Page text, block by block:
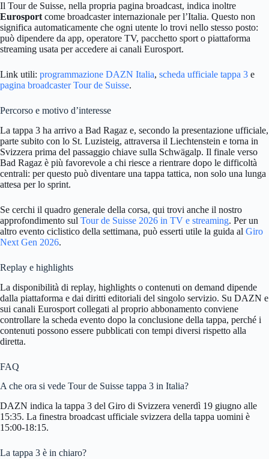
Il Tour de Suisse, nella propria pagina broadcast, indica inoltre
Eurosport come broadcaster internazionale per l’Italia. Questo non
significa automaticamente che ogni utente lo trovi nello stesso posto:
può dipendere da app, operatore TV, pacchetto sport o piattaforma
streaming usata per accedere ai canali Eurosport.
Link utili: programmazione DAZN Italia, scheda ufficiale tappa 3 e
pagina broadcaster Tour de Suisse.
Percorso e motivo d’interesse
La tappa 3 ha arrivo a Bad Ragaz e, secondo la presentazione ufficiale,
parte subito con lo St. Luzisteig, attraversa il Liechtenstein e torna in
Svizzera prima del passaggio chiave sulla Schwägalp. Il finale verso
Bad Ragaz è più favorevole a chi riesce a rientrare dopo le difficoltà
centrali: per questo può diventare una tappa tattica, non solo una lunga
attesa per lo sprint.
Se cerchi il quadro generale della corsa, qui trovi anche il nostro
approfondimento sul Tour de Suisse 2026 in TV e streaming. Per un
altro evento ciclistico della settimana, può esserti utile la guida al Giro
Next Gen 2026.
Replay e highlights
La disponibilità di replay, highlights o contenuti on demand dipende
dalla piattaforma e dai diritti editoriali del singolo servizio. Su DAZN e
sui canali Eurosport collegati al proprio abbonamento conviene
controllare la scheda evento dopo la conclusione della tappa, perché i
contenuti possono essere pubblicati con tempi diversi rispetto alla
diretta.
FAQ
A che ora si vede Tour de Suisse tappa 3 in Italia?
DAZN indica la tappa 3 del Giro di Svizzera venerdì 19 giugno alle
15:35. La finestra broadcast ufficiale svizzera della tappa uomini è
15:00-18:15.
La tappa 3 è in chiaro?